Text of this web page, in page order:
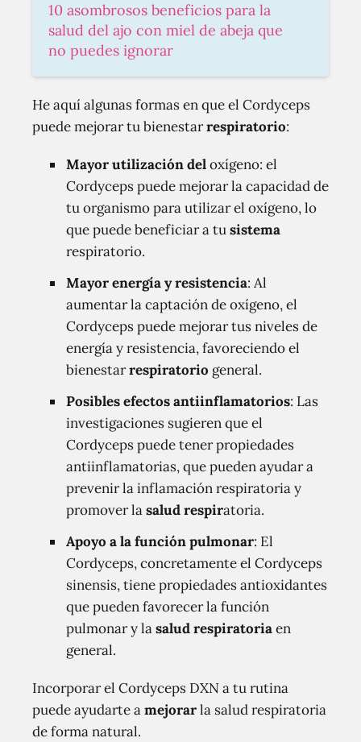
10 asombrosos beneficios para la
salud del ajo con miel de abeja que
no puedes ignorar
He aquí algunas formas en que el Cordyceps
puede mejorar tu bienestarrespiratorio:
Mayor utilización deloxígeno: el
Cordyceps puede mejorar la capacidad de
tu organismo para utilizar el oxígeno, lo
que puede beneficiar a tusistema
respiratorio.
Mayor energía y resistencia: Al
aumentar la captación de oxígeno, el
Cordyceps puede mejorar tus niveles de
energía y resistencia, favoreciendo el
bienestarrespiratorio general.
Posibles efectos antiinflamatorios: Las
investigaciones sugieren que el
Cordyceps puede tener propiedades
antiinflamatorias, que pueden ayudar a
prevenir la inflamación respiratoria y
promover lasalud respiratoria.
Apoyo a la función pulmonar: El
Cordyceps, concretamente el Cordyceps
sinensis, tiene propiedades antioxidantes
que pueden favorecer la función
pulmonar y lasalud respiratoriaen
general.
Incorporar el Cordyceps DXN a tu rutina
puede ayudarte amejorarla salud respiratoria
de forma natural.